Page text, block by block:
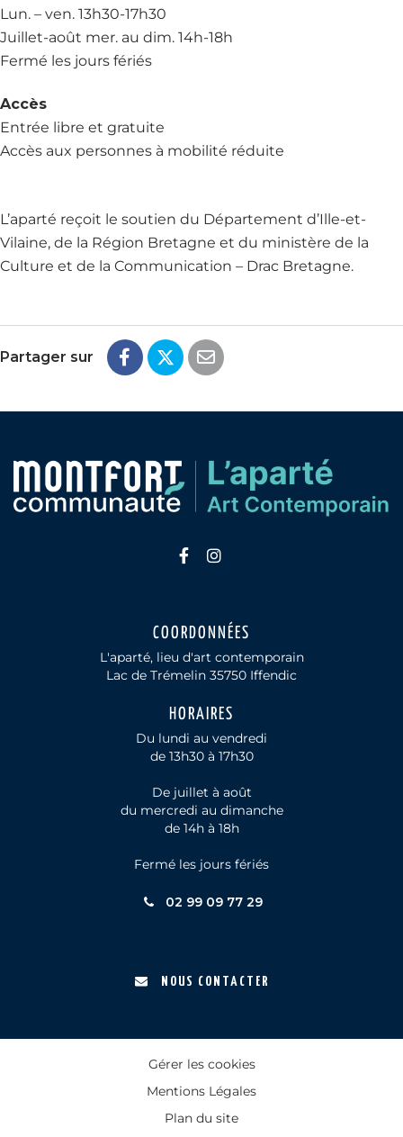
Lun. – ven. 13h30-17h30
Juillet-août mer. au dim. 14h-18h
Fermé les jours fériés
Accès
Entrée libre et gratuite
Accès aux personnes à mobilité réduite
L’aparté reçoit le soutien du Département d’Ille-et-
Vilaine, de la Région Bretagne et du ministère de la
Culture et de la Communication – Drac Bretagne.
Partager sur
Lien vers le compte
Lien vers le compte
COORDONNÉES
L'aparté, lieu d'art contemporain
Lac de Trémelin 35750 Iffendic
HORAIRES
Du lundi au vendredi
de 13h30 à 17h30
De juillet à août
du mercredi au dimanche
de 14h à 18h
Fermé les jours fériés
02 99 09 77 29
NOUS CONTACTER
Gérer les cookies
Mentions Légales
Plan du site